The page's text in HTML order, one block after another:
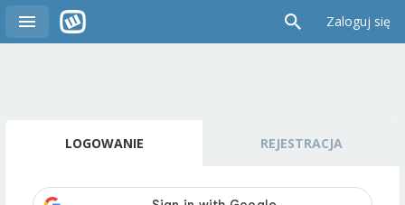
Zaloguj się
LOGOWANIE REJESTRACJA